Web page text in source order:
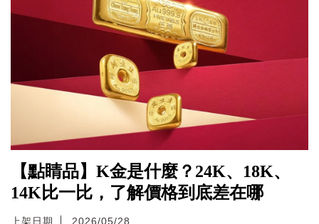
【點睛品】K金是什麼？24K、18K、
14K比一比，了解價格到底差在哪
上架日期 2026/05/28